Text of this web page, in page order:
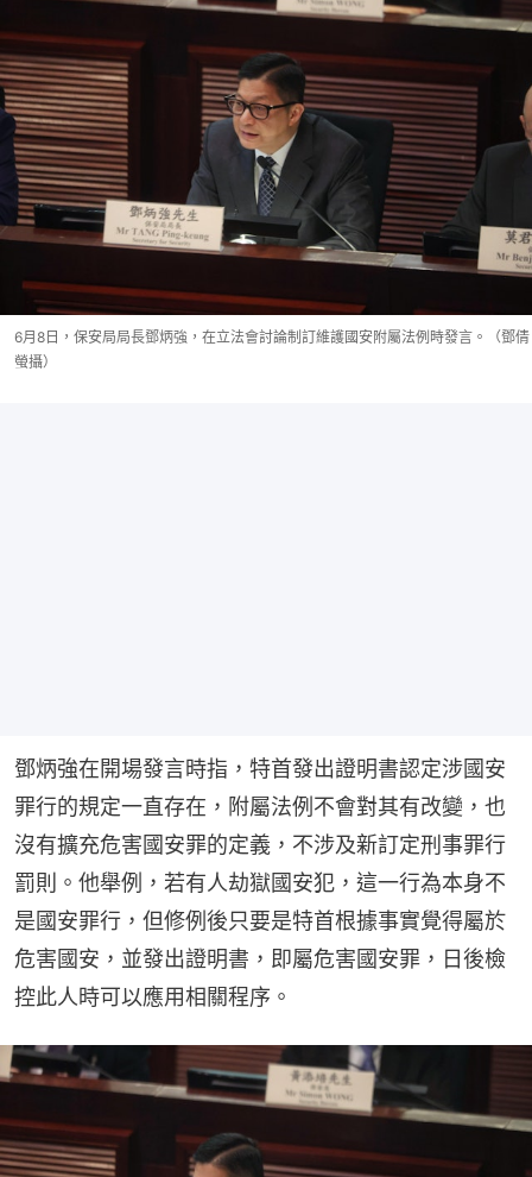
6月8日，保安局局長鄧炳強，在立法會討論制訂維護國安附屬法例時發言。（鄧倩
螢攝）
鄧炳強在開場發言時指，特首發出證明書認定涉國安
罪行的規定一直存在，附屬法例不會對其有改變，也
沒有擴充危害國安罪的定義，不涉及新訂定刑事罪行
罰則。他舉例，若有人劫獄國安犯，這一行為本身不
是國安罪行，但修例後只要是特首根據事實覺得屬於
危害國安，並發出證明書，即屬危害國安罪，日後檢
控此人時可以應用相關程序。